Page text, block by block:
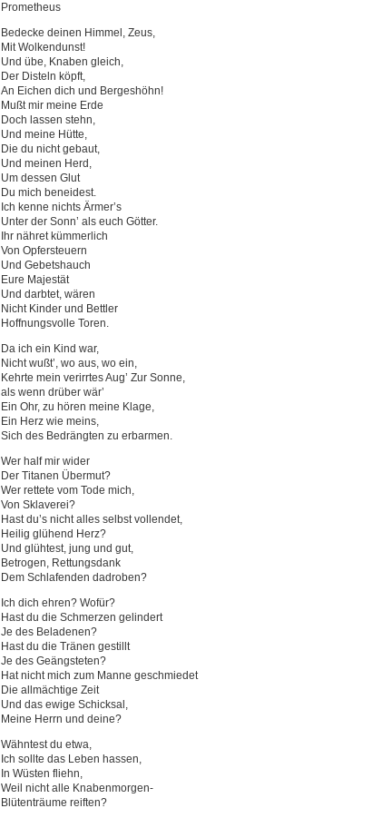
Prometheus
Bedecke deinen Himmel, Zeus,
Mit Wolkendunst!
Und übe, Knaben gleich,
Der Disteln köpft,
An Eichen dich und Bergeshöhn!
Mußt mir meine Erde
Doch lassen stehn,
Und meine Hütte,
Die du nicht gebaut,
Und meinen Herd,
Um dessen Glut
Du mich beneidest.
Ich kenne nichts Ärmer’s
Unter der Sonn’ als euch Götter.
Ihr nähret kümmerlich
Von Opfersteuern
Und Gebetshauch
Eure Majestät
Und darbtet, wären
Nicht Kinder und Bettler
Hoffnungsvolle Toren.
Da ich ein Kind war,
Nicht wußt’, wo aus, wo ein,
Kehrte mein verirrtes Aug’ Zur Sonne,
als wenn drüber wär’
Ein Ohr, zu hören meine Klage,
Ein Herz wie meins,
Sich des Bedrängten zu erbarmen.
Wer half mir wider
Der Titanen Übermut?
Wer rettete vom Tode mich,
Von Sklaverei?
Hast du’s nicht alles selbst vollendet,
Heilig glühend Herz?
Und glühtest, jung und gut,
Betrogen, Rettungsdank
Dem Schlafenden dadroben?
Ich dich ehren? Wofür?
Hast du die Schmerzen gelindert
Je des Beladenen?
Hast du die Tränen gestillt
Je des Geängsteten?
Hat nicht mich zum Manne geschmiedet
Die allmächtige Zeit
Und das ewige Schicksal,
Meine Herrn und deine?
Wähntest du etwa,
Ich sollte das Leben hassen,
In Wüsten fliehn,
Weil nicht alle Knabenmorgen-
Blütenträume reiften?